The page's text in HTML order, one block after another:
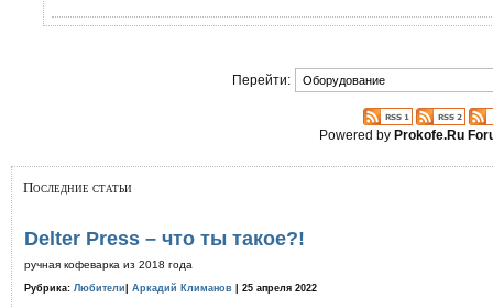
Перейти:
Powered byProkofe.Ru
Последние статьи
Delter Press – что ты такое?!
ручная кофеварка из 2018 года
Рубрика: Любители Аркадий Климанов | 25 апреля 2022